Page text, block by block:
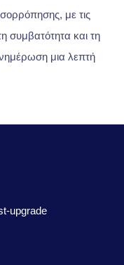
με τις
συμβατότητα και τη
μια λεπτή
upgrade